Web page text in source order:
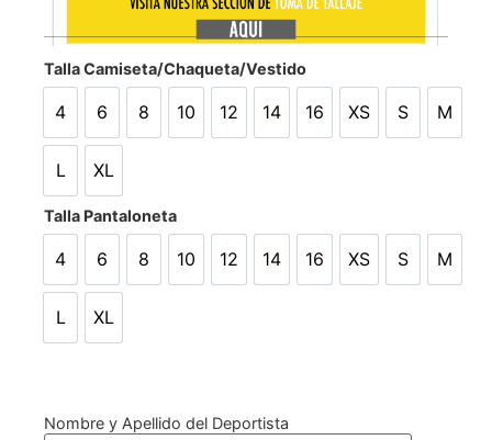
Talla Camiseta/Chaqueta/Vestido
4 6 8
8
10 12 14 16 XS
XS
S
S
M
L XL
Talla Pantaloneta
4 6 8
8
10 12 14 16 XS
XS
S
S
M
L XL
Nombre y Apellido del Deportista